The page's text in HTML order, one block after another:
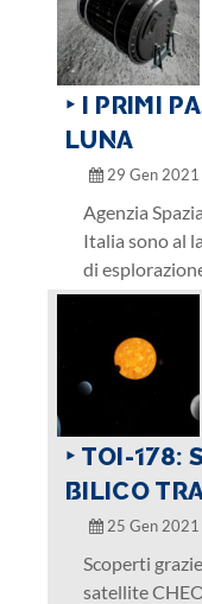
‣ I PRIMI
LUNA
29 Gen 2021
Agenzia
Italia sono al
di
‣ TOI-178:
BILICO
25 Gen 2021
Scoperti
satellite